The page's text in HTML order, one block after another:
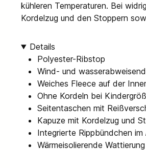
kühleren Temperaturen. Bei
Kordelzug und den Stoppern
Details
Polyester-Ribstop
Wind- und
Weiches Fleece auf der
Ohne Kordeln bei
Seitentaschen mit
Kapuze mit Kordelzug und
Integrierte Rippbündchen im
Wärmeisolierende Wattierung